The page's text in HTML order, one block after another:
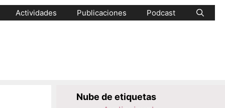
Actividades Publicaciones Podcast
Nube de etiquetas